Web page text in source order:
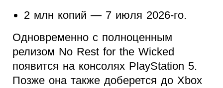
2 млн копий — 7 июля 2026-го.
Одновременно с полноценным
релизом No Rest for the Wicked
появится на консолях PlayStation 5.
Позже она также доберется до Xbox